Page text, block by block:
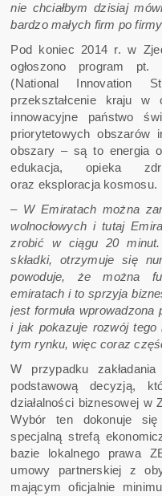
nie chciałbym dzisiaj
bardzo małych firm po
Pod koniec 2014 r. w
ogłoszono program pt.
(National Innovation
przekształcenie kraju
innowacyjne państwo
priorytetowych obszarów
obszary – są to energia
edukacja, opieka
oraz eksploracja kosmosu.
– W Emiratach można
wolnocłowych i tutaj
zrobić w ciągu 20 minut.
składki, otrzymuje się
powoduje, że można
emiratach i to sprzyja
jest formuła
i jak pokazuje rozwój
tym rynku, więc coraz
W przypadku
podstawową decyzją,
działalności biznesowej w
Wybór ten dokonuje się
specjalną strefą
bazie lokalnego prawa
umowy partnerskiej z
mającym oficjalnie